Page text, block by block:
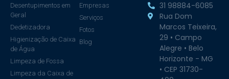
Desentupimentos em
Geral
Dedetizadora
Higienização de Caixa
de Água
Limpeza de Fossa
Limpeza da Caixa de
Empresas
Serviços
Fotos
Blog
31 98884-6085
Rua Dom
Marcos Teixeira,
29 • Campo
Alegre • Belo
Horizonte - MG
• CEP 31730-